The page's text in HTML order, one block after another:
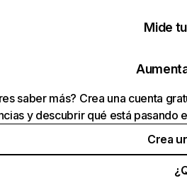
Mide
saber más? Crea una cuenta
y descubrir qué está pasando
Crea